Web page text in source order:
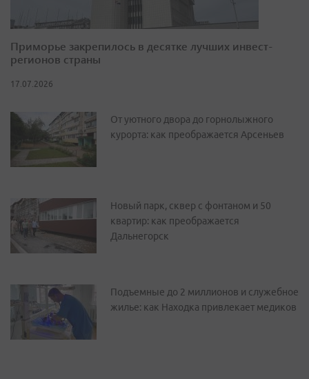
Приморье закрепилось в десятке лучших инвест-
регионов страны
17.07.2026
От уютного двора до горнолыжного
курорта: как преображается Арсеньев
Новый парк, сквер с фонтаном и 50
квартир: как преображается
Дальнегорск
Подъемные до 2 миллионов и служебное
жилье: как Находка привлекает медиков